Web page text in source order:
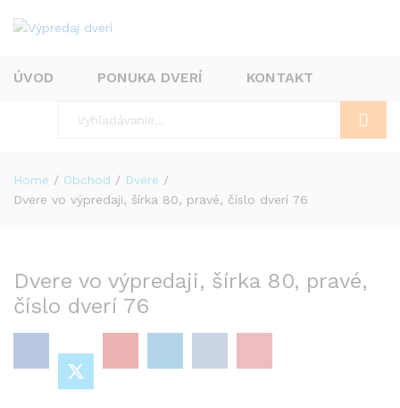
ÚVOD PONUKA DVERÍ KONTAKT
Home / Obchod / Dvere /
Dvere vo výpredaji, šírka 80, pravé, číslo dverí 76
Dvere vo výpredaji, šírka 80, pravé,
číslo dverí 76